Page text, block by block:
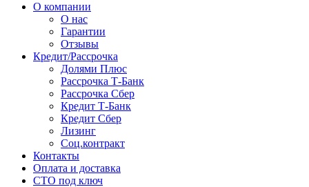
О компании
О нас
Гарантии
Отзывы
Кредит/Рассрочка
Долями Плюс
Рассрочка Т-Банк
Рассрочка Сбер
Кредит Т-Банк
Кредит Сбер
Лизинг
Соц.контракт
Контакты
Оплата и доставка
СТО под ключ